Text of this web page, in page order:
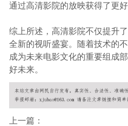
通过高清影院的放映获得了更好
综上所述，高清影院不仅提升
全新的视听盛宴。随着技术的
成为未来电影文化的重要组成
好未来。
上一篇：